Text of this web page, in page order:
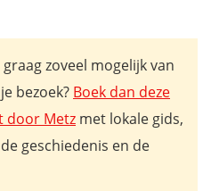
graag zoveel mogelijk van
bezoek? Boek dan deze
door Metz met lokale gids,
geschiedenis en de